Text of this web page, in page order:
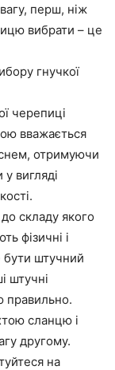
перш, ніж
вибрати – це
гнучкої
черепиці
вважається
отримуючи
у вигляді
складу якого
фізичні і
бути штучний
штучні
правильно.
сланцю і
другому.
на